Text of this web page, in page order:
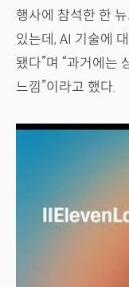
행사에 참석한 한
있는데, AI 기술에
됐다”며 “과거에는
느낌”이라고 했다.